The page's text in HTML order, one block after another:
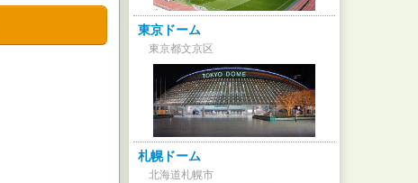
東京ドーム
東京都文京区
札幌ドーム
北海道札幌市